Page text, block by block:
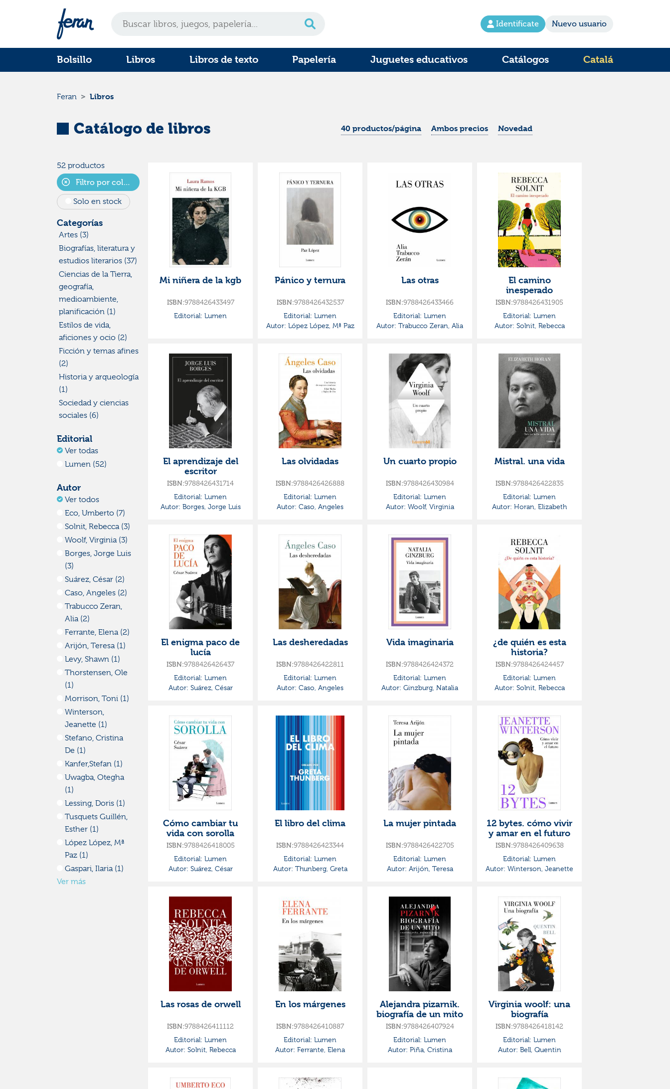
Identifícate Nuevo usuario
Bolsillo Libros Libros de texto Papelería Juguetes educativos Catálogos Catalá
Feran Libros
Catálogo de libros 40 productos/página Ambos precios Novedad
52 productos
Filtro por colecciones
Solo en stock
Categorías
Artes (3)
Biografías, literatura y
estudios literarios (37)
Ciencias de la Tierra,
geografía,
medioambiente,
planificación (1)
Estilos de vida,
aficiones y ocio (2)
Ficción y temas afines
(2)
Historia y arqueología
(1)
Sociedad y ciencias
sociales (6)
Editorial
Ver todas
Lumen (52)
Autor
Ver todos
Eco, Umberto (7)
Solnit, Rebecca (3)
Woolf, Virginia (3)
Borges, Jorge Luis
(3)
Suárez, César (2)
Caso, Angeles (2)
Trabucco Zeran,
Alia (2)
Ferrante, Elena (2)
Arijón, Teresa (1)
Levy, Shawn (1)
Thorstensen, Ole
(1)
Morrison, Toni (1)
Winterson,
Jeanette (1)
Stefano, Cristina
De (1)
Kanfer,stefan (1)
Uwagba, Otegha
(1)
Lessing, Doris (1)
Tusquets Guillén,
Esther (1)
López López, Mª
Paz (1)
Gaspari, Ilaria (1)
Ver más
Mi niñera de la kgb
ISBN:9788426433497
Editorial: Lumen
Pánico y ternura
ISBN:9788426432537
Editorial: Lumen
Autor: López López, Mª Paz
Las otras
ISBN:9788426433466
Editorial: Lumen
Autor: Trabucco Zeran, Alia
El camino
inesperado
ISBN:9788426431905
Editorial: Lumen
Autor: Solnit, Rebecca
El aprendizaje del
escritor
ISBN:9788426431714
Editorial: Lumen
Autor: Borges, Jorge Luis
Las olvidadas
ISBN:9788426426888
Editorial: Lumen
Autor: Caso, Angeles
Un cuarto propio
ISBN:9788426430984
Editorial: Lumen
Autor: Woolf, Virginia
Mistral. una vida
ISBN:9788426422835
Editorial: Lumen
Autor: Horan, Elizabeth
El enigma paco de
lucía
ISBN:9788426426437
Editorial: Lumen
Autor: Suárez, César
Las desheredadas
ISBN:9788426422811
Editorial: Lumen
Autor: Caso, Angeles
Vida imaginaria
ISBN:9788426424372
Editorial: Lumen
Autor: Ginzburg, Natalia
¿de quién es esta
historia?
ISBN:9788426424457
Editorial: Lumen
Autor: Solnit, Rebecca
Cómo cambiar tu
vida con sorolla
ISBN:9788426418005
Editorial: Lumen
Autor: Suárez, César
El libro del clima
ISBN:9788426423344
Editorial: Lumen
Autor: Thunberg, Greta
La mujer pintada
ISBN:9788426422705
Editorial: Lumen
Autor: Arijón, Teresa
12 bytes. cómo vivir
y amar en el futuro
ISBN:9788426409638
Editorial: Lumen
Autor: Winterson, Jeanette
Las rosas de orwell
ISBN:9788426411112
Editorial: Lumen
Autor: Solnit, Rebecca
En los márgenes
ISBN:9788426410887
Editorial: Lumen
Autor: Ferrante, Elena
Alejandra pizarnik.
biografía de un mito
ISBN:9788426407924
Editorial: Lumen
Autor: Piña, Cristina
Virginia woolf: una
biografía
ISBN:9788426418142
Editorial: Lumen
Autor: Bell, Quentin